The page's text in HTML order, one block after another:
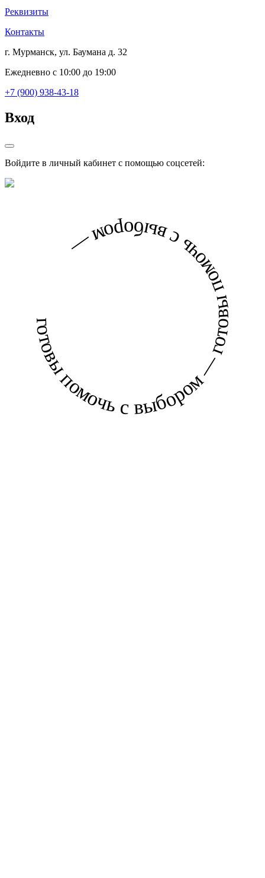
Реквизиты
Контакты
г. Мурманск, ул. Баумана д. 32
Ежедневно с 10:00 до 19:00
+7 (900) 938-43-18
Вход
Войдите в личный кабинет с помощью соцсетей:
готовы помочь с выбором — готовы помочь с выбором —